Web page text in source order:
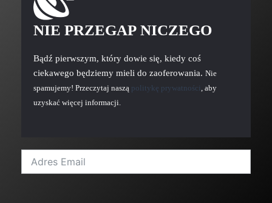
NIE PRZEGAP NICZEGO
Bądź pierwszym, który dowie się, kiedy coś
ciekawego będziemy mieli do zaoferowania. Nie
spamujemy! Przeczytaj naszą politykę prywatności , aby
uzyskać więcej informacji.